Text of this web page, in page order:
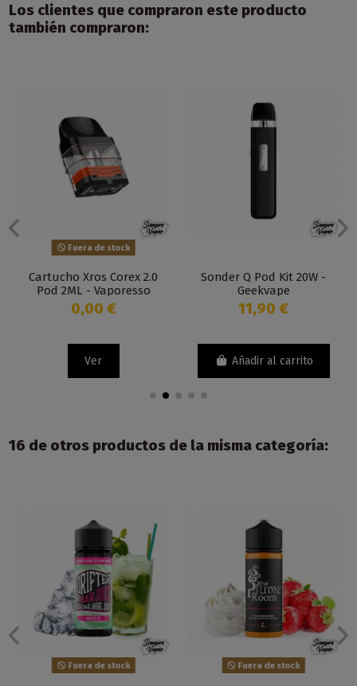
Los clientes que compraron este producto
también compraron:
Fuera de stock
Cartucho Xros Corex 2.0
Pod 2ML - Vaporesso
0,00 €
Ver
Sonder Q Pod Kit 20W -
Geekvape
11,90 €
Añadir al carrito
16 de otros productos de la misma categoría:
Fuera de stock Fuera de stock